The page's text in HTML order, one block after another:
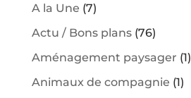
A la Une (7)
Actu / Bons plans(76)
Aménagement paysager (1)
Animaux de compagnie (1)